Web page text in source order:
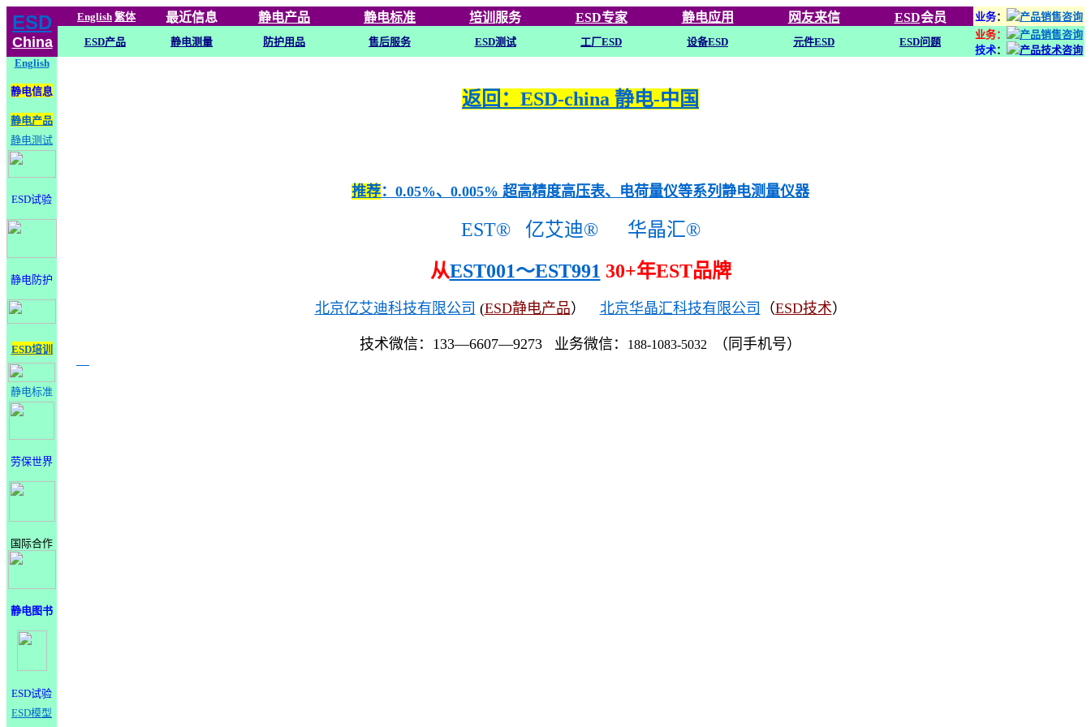
ESD
China
English 繁体 最近信息 静电产品 静电标准 培训 服务 ESD专家 静电应用 网友来信 ESD会员 业务：
ESD产品 静电测量 防护用品 售后服务 ESD测试 工厂ESD 设备ESD 元件ESD ESD问题
业务：
技术：
English
静电信息
静电产品
静电测试
ESD试验
静电防护
ESD培训
静电标准
劳保世界
国际合作
静电图书
ESD试验
ESD模型
返回：ESD-china 静电-中国
推荐：0.05%、0.005% 超高精度高压表、电荷量仪等系列静电测量仪器
EST® 亿艾迪®
华晶汇®
从EST001～EST991 30+年EST品牌
北京亿艾迪科技有限公司 (ESD静电产品） 北京华晶汇科技有限公司 （ESD技术）
技术微信：133—6607—9273 业务微信： 188-1083-5032 （同手机号）